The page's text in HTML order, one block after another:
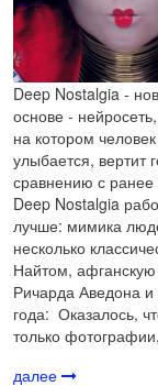
Deep Nostalgia -
основе -
на котором
улыбается, вертит
сравнению с
Deep Nostalgia
лучше: мимика
несколько
Найтом, афганскую
Ричарда Аведона
года: Оказалось,
только
далее